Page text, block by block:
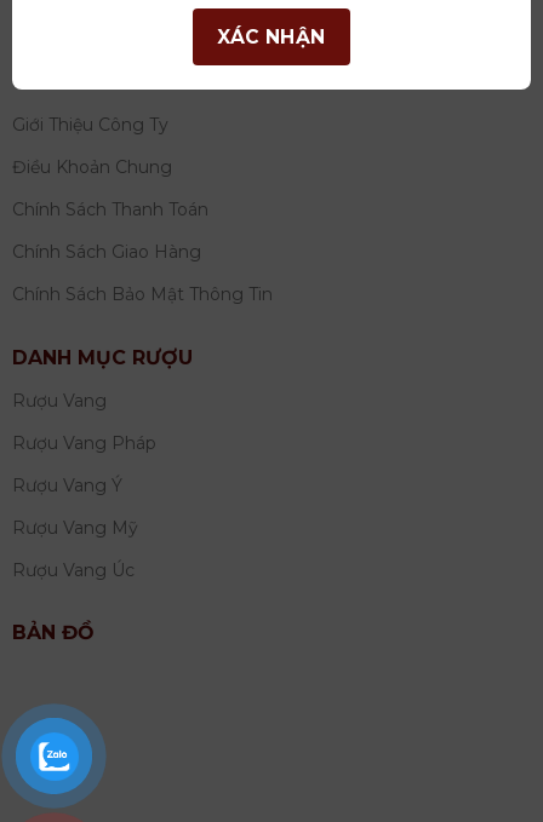
Tây Hồ, TP Hà Nội
THÔNG TIN
Giới Thiệu Công Ty
Điều Khoản Chung
Chính Sách Thanh Toán
Chính Sách Giao Hàng
Chính Sách Bảo Mật Thông Tin
DANH MỤC RƯỢU
Rượu Vang
Rượu Vang Pháp
Rượu Vang Ý
Rượu Vang Mỹ
Rượu Vang Úc
BẢN ĐỒ
XÁC NHẬN